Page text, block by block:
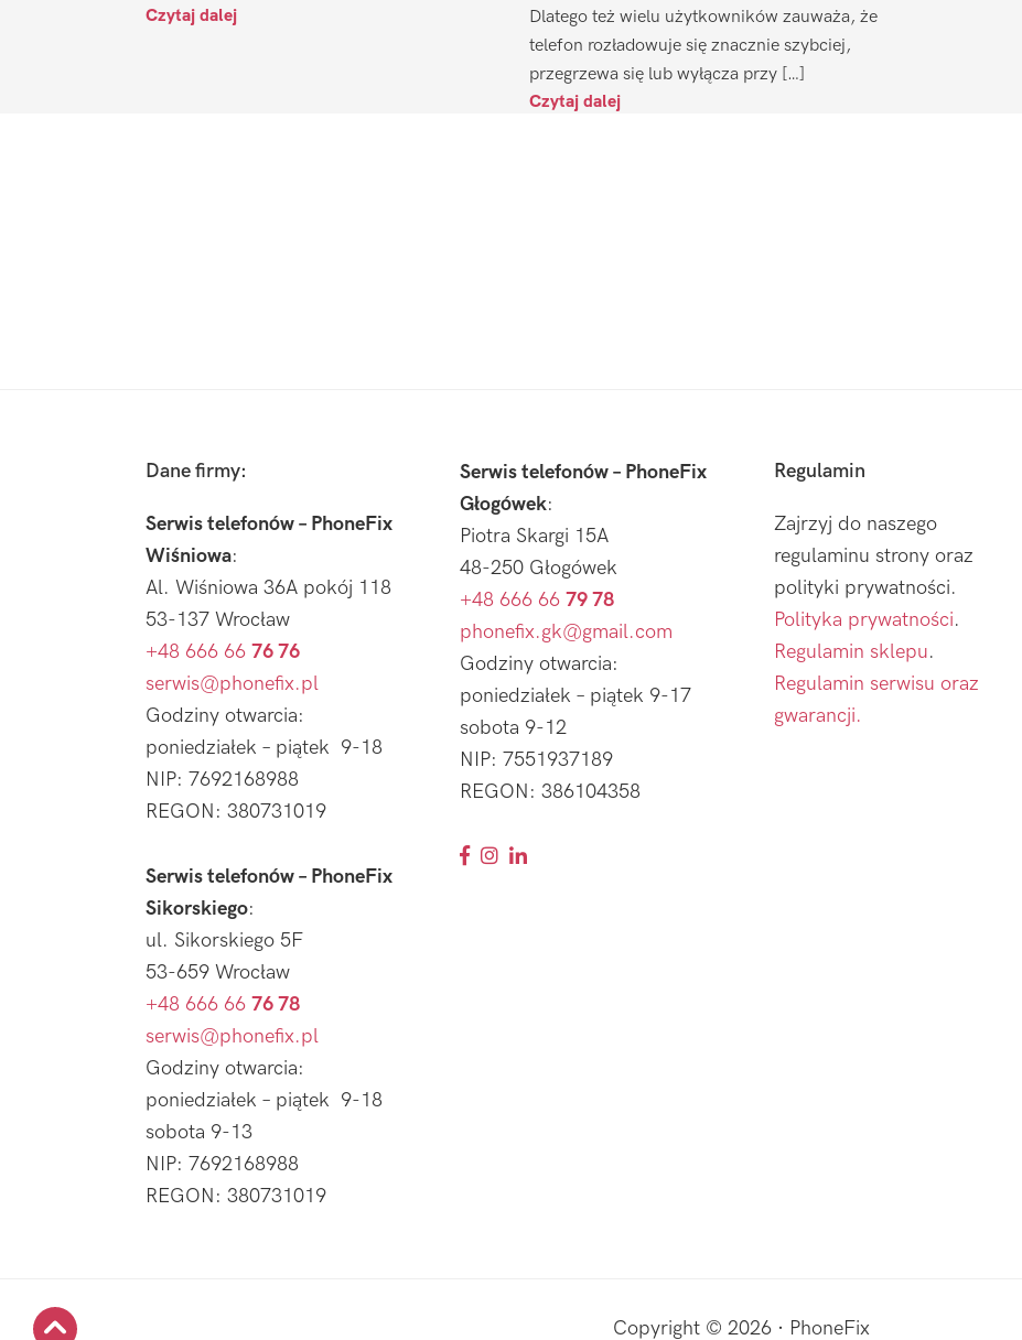
Czytaj dalej
Dlatego też wielu użytkowników zauważa, że
telefon rozładowuje się znacznie szybciej,
przegrzewa się lub wyłącza przy […]
Czytaj dalej
Dane firmy:
Serwis telefonów – PhoneFix
Wiśniowa:
Al. Wiśniowa 36A pokój 118
53-137 Wrocław
+48 666 66 76 76
serwis@phonefix.pl
Godziny otwarcia:
poniedziałek – piątek 9-18
NIP: 7692168988
REGON: 380731019
Serwis telefonów – PhoneFix
Sikorskiego:
ul. Sikorskiego 5F
53-659 Wrocław
+48 666 66 76 78
serwis@phonefix.pl
Godziny otwarcia:
poniedziałek – piątek 9-18
sobota 9-13
NIP: 7692168988
REGON: 380731019
Serwis telefonów – PhoneFix
Głogówek:
Piotra Skargi 15A
48-250 Głogówek
+48 666 66 79 78
phonefix.gk@gmail.com
Godziny otwarcia:
poniedziałek – piątek 9-17
sobota 9-12
NIP: 7551937189
REGON: 386104358
Regulamin
Zajrzyj do naszego
regulaminu strony oraz
polityki prywatności.
Polityka prywatności.
Regulamin sklepu.
Regulamin serwisu oraz
gwarancji.
Copyright © 2026 · PhoneFix